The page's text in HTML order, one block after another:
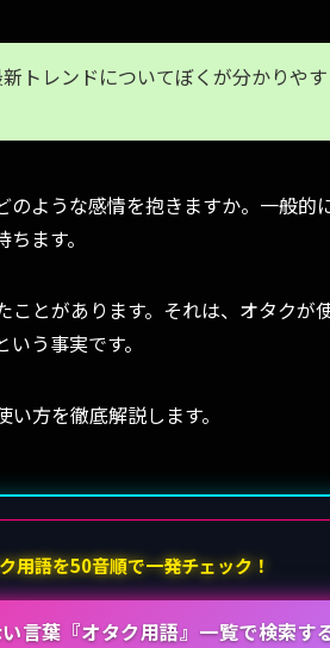
トレンドについてぼくが分かりや
のような感情を抱きますか。一般
ます。
とがあります。それは、オタクが
う事実です。
方を徹底解説します。
用語を50音順で一発チェック！
言葉『オタク用語』一覧で検索す